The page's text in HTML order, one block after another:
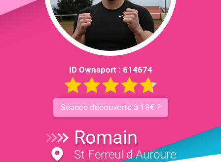
ID Ownsport : 614674
Séance découverte à 19€ ?
Romain
St Ferreul d Auroure